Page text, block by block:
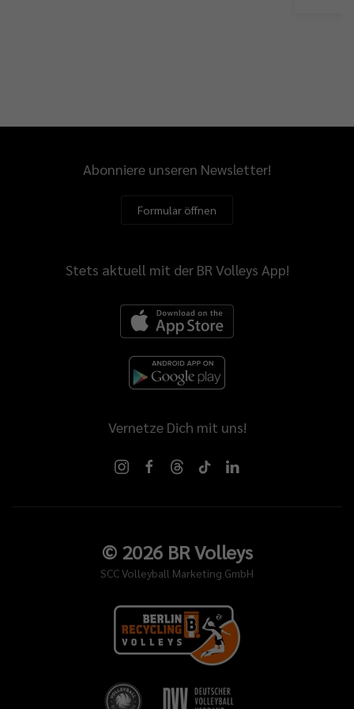
Abonniere unseren Newsletter!
Formular öffnen
Stets aktuell mit der BR Volleys App!
Vernetze Dich mit uns!
© 2026BR Volleys
SCC Volleyball Marketing GmbH